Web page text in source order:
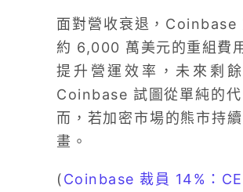
面對營收衰退，Coinbase
約 6,000 萬美元的重組費
提升營運效率，未來剩
Coinbase 試圖從單純的
而，若加密市場的熊市持
畫。
(Coinbase 裁員 14%：